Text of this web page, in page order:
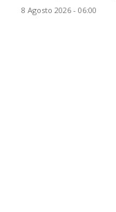
8 Agosto 2026 - 06:00